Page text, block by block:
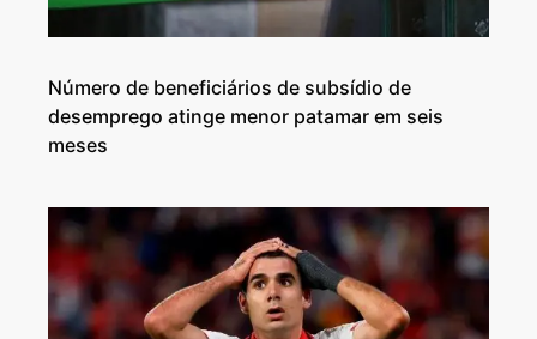
Número de beneficiários de subsídio de
desemprego atinge menor patamar em seis
meses